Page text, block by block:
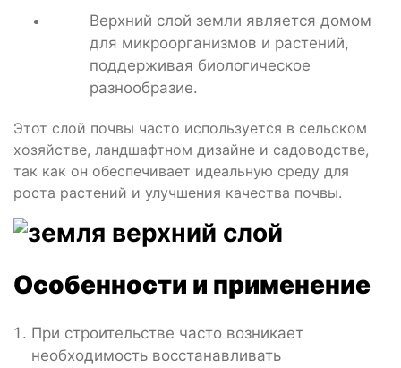
Верхний слой земли является домом
для микроорганизмов и растений,
поддерживая биологическое
разнообразие.
Этот слой почвы часто используется в сельском
хозяйстве, ландшафтном дизайне и садоводстве,
так как он обеспечивает идеальную среду для
роста растений и улучшения качества почвы.
Особенности и применение
При строительстве часто возникает
необходимость восстанавливать